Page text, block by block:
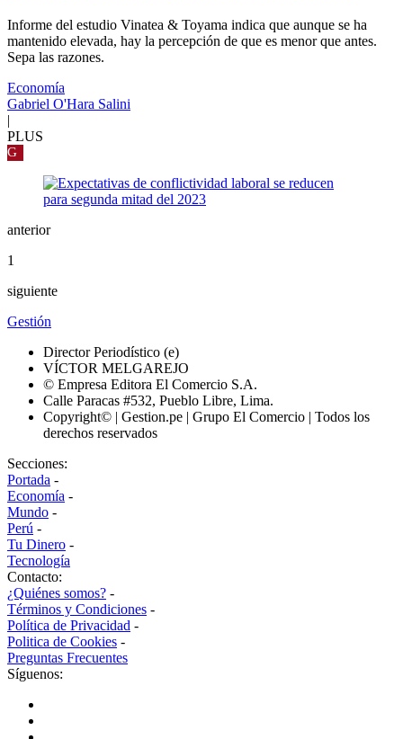
Informe del estudio Vinatea & Toyama indica que aunque se ha
mantenido elevada, hay la percepción de que es menor que antes.
Sepa las razones.
Economía
Gabriel O'Hara Salini
|
PLUS
G
anterior
1
siguiente
Gestión
Director Periodístico (e)
VÍCTOR MELGAREJO
© Empresa Editora El Comercio S.A.
Calle Paracas #532, Pueblo Libre, Lima.
Copyright© | Gestion.pe | Grupo El Comercio | Todos los
derechos reservados
Secciones:
Portada -
Economía -
Mundo -
Perú -
Tu Dinero -
Tecnología
Contacto:
¿Quiénes somos? -
Términos y Condiciones -
Política de Privacidad -
Politica de Cookies -
Preguntas Frecuentes
Síguenos: